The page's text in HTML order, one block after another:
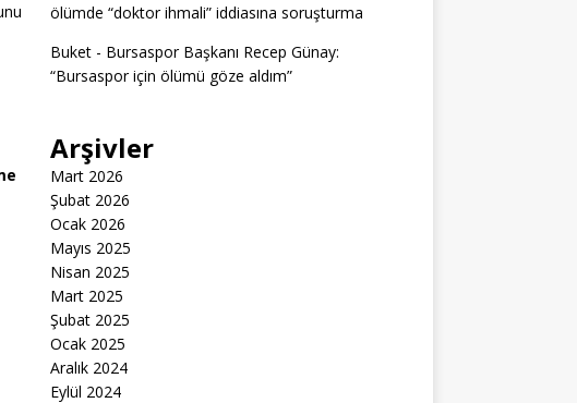
ölümde “doktor ihmali” iddiasına soruşturma
Buket- Bursaspor Başkanı Recep Günay:
“Bursaspor için ölümü göze aldım”
Arşivler
Mart 2026
Şubat 2026
Ocak 2026
Mayıs 2025
Nisan 2025
Mart 2025
Şubat 2025
Ocak 2025
Aralık 2024
Eylül 2024